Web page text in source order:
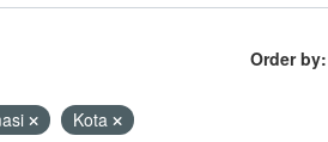
Order by
Kota